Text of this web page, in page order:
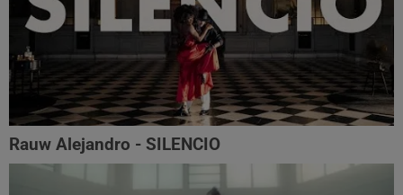
Rauw Alejandro - SILENCIO